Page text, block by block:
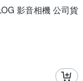
影音相機 公司貨